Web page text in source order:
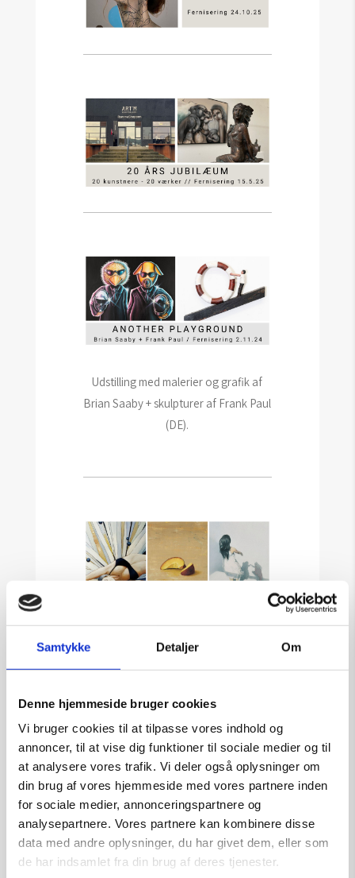
Samtykke Detaljer Om
Denne hjemmeside bruger cookies
Vi bruger cookies til at tilpasse vores indhold og
annoncer, til at vise dig funktioner til sociale medier og til
at analysere vores trafik. Vi deler også oplysninger om
din brug af vores hjemmeside med vores partnere inden
for sociale medier, annonceringspartnere og
analysepartnere. Vores partnere kan kombinere disse
data med andre oplysninger, du har givet dem, eller som
de har indsamlet fra din brug af deres tjenester.
Udstilling med malerier og grafik af
Brian Saaby + skulpturer af Frank Paul
(DE).
Udstilling med et udvalg af galleriets
kunstnere – alle med udgangspunkt i
og stemninger.
Oplev værker af bl.a. Steen
Kirkegaard Erichsen, Gan-Erdene
Tsend, Michael Lauterjung, Birgitte
Lykke Madsen og mange flere.